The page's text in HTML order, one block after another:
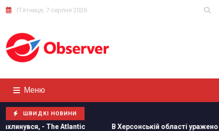
П'ятниця, 7 серпня 2026
Меню
ШВИДКІ НОВИНИ
Atlantic В Херсонській області уражено базу ФСБ